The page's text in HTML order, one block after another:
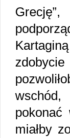
miałby